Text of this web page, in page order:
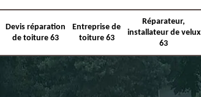
Devis réparation
de toiture 63
Entreprise de
toiture 63
Réparateur,
installateur de velux
63